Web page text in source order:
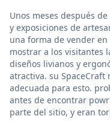
Unos meses después
y exposiciones de
una forma de vender
mostrar a los visitantes
diseños livianos y
atractiva. su
adecuada para esto.
antes de encontrar
parte del sitio, y eran